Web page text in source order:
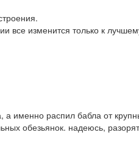
все изменится только к
именно распил бабла от
обезьянок. надеюсь,